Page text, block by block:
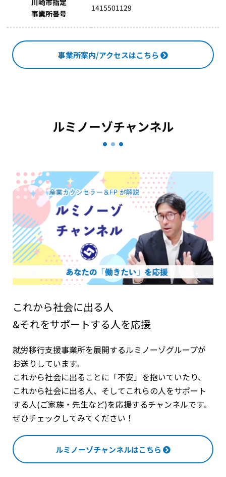
事業所番号
1415501129
事業所案内/アクセスはこちら
ルミノーゾチャンネル
これから社会に出る人
&それをサポートする人を応援
就労移行支援事業所を展開するルミノーゾグループが
お送りしています。
これから社会に出ることに「不安」を抱いていたり、
これから社会に出る人、そしてこれらの人をサポート
する人(ご家族・先生など)を応援するチャンネルです。
ぜひチェックしてみてください！
ルミノーゾチャンネルはこちら